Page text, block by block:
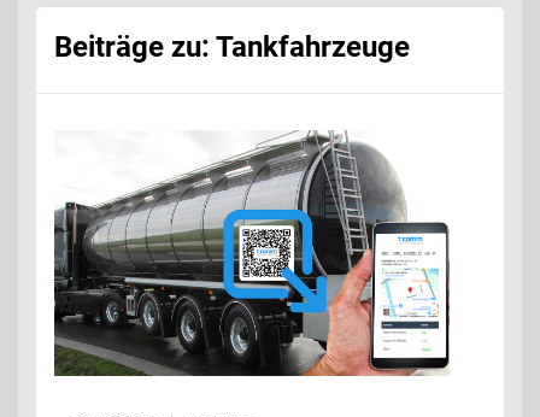
Beiträge zu: Tankfahrzeuge